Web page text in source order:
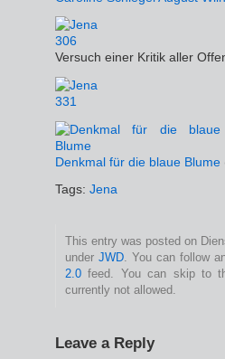
Versuch einer Kritik aller
Denkmal für die blaue Blume
Tags: Jena
This entry was posted on
under JWD. You can follow
2.0 feed. You can skip to
currently not allowed.
Leave a Reply